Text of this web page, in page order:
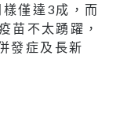
僅達3成，而
苗不太踴躍，
發症及長新